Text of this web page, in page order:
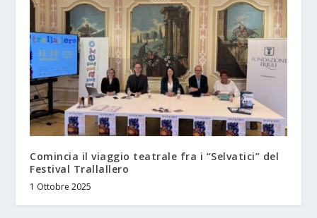
Comincia il viaggio teatrale fra i “Selvatici” del
Festival Trallallero
1 Ottobre 2025